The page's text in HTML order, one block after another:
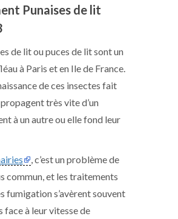
Punaises de lit
de lit ou puces de lit sont un
à Paris et en Ile de France.
de ces insectes fait
propagent très vite d’un
à un autre ou elle fond leur
, c’est un problème de
commun, et les traitements
fumigation s’avèrent souvent
face à leur vitesse de